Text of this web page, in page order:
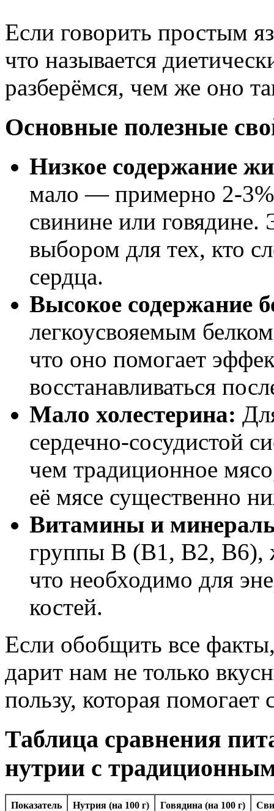
Если говорить простым
что называется
разберёмся, чем же оно
Основные полезные
Низкое содержание
мало — примерно 2-
свинине или говядине.
выбором для тех, кто
сердца.
Высокое содержание
легкоусвояемым
что оно помогает
восстанавливаться
Мало холестерина:
сердечно-сосудистой
чем традиционное
её мясе существенно
Витамины и
группы В (В1, В2, В6),
что необходимо для
костей.
Если обобщить все
дарит нам не только
пользу, которая
Таблица сравнения
нутрии с
Показатель Нутрия (на 100 г) Говядина (на 100 г)